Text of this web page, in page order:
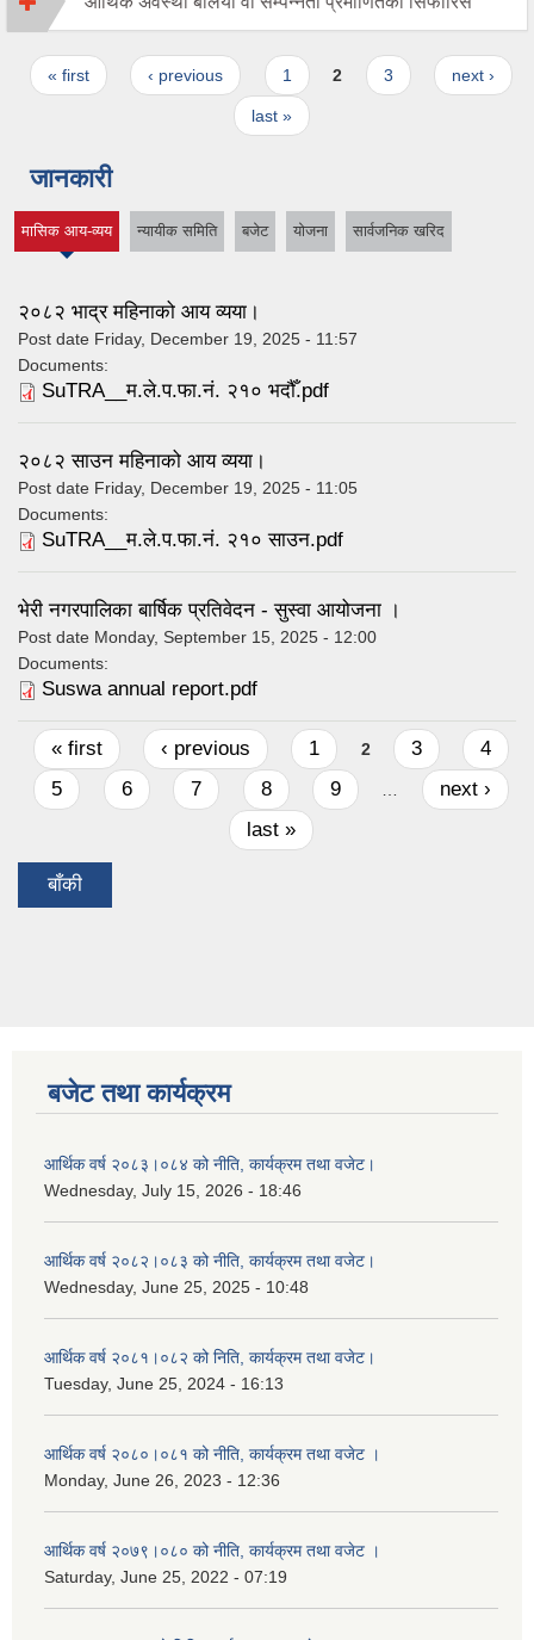
Pages
« first ‹ previous 1 2 3 next ›
last »
जानकारी
मासिक आय-व्यय न्यायीक समिति बजेट योजना सार्वजनिक खरिद
२०८२ भाद्र महिनाको आय व्यया।
Post date Friday, December 19, 2025 - 11:57
Documents:
SuTRA__म.ले.प.फा.नं. २१० भदौँ.pdf
२०८२ साउन महिनाको आय व्यया।
Post date Friday, December 19, 2025 - 11:05
Documents:
SuTRA__म.ले.प.फा.नं. २१० साउन.pdf
भेरी नगरपालिका बार्षिक प्रतिवेदन - सुस्वा आयोजना ।
Post date Monday, September 15, 2025 - 12:00
Documents:
Suswa annual report.pdf
Pages
« first ‹ previous 1 2 3
4
5
6 7 8 9
next ›
last »
बाँकी
बजेट तथा कार्यक्रम
आर्थिक वर्ष २०८३।०८४ को नीति, कार्यक्रम तथा वजेट।
Wednesday, July 15, 2026 - 18:46
आर्थिक वर्ष २०८२।०८३ को नीति, कार्यक्रम तथा वजेट।
Wednesday, June 25, 2025 - 10:48
आर्थिक वर्ष २०८१।०८२ को निति, कार्यक्रम तथा वजेट।
Tuesday, June 25, 2024 - 16:13
आर्थिक वर्ष २०८०।०८१ को नीति, कार्यक्रम तथा वजेट ।
Monday, June 26, 2023 - 12:36
आर्थिक वर्ष २०७९।०८० को नीति, कार्यक्रम तथा वजेट ।
Saturday, June 25, 2022 - 07:19